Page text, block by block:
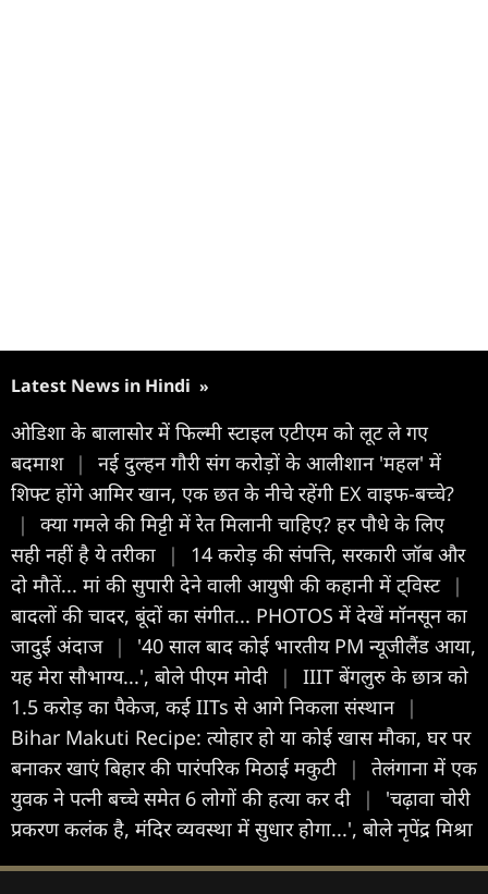
Latest News in Hindi »
ओडिशा के बालासोर में फिल्मी स्टाइल एटीएम को लूट ले गए
बदमाश |
नई दुल्हन गौरी संग करोड़ों के आलीशान 'महल' में
शिफ्ट होंगे आमिर खान, एक छत के नीचे रहेंगी EX वाइफ-बच्चे?
|
क्या गमले की मिट्टी में रेत मिलानी चाहिए? हर पौधे के लिए
सही नहीं है ये तरीका
|
14 करोड़ की संपत्ति, सरकारी जॉब और
दो मौतें... मां की सुपारी देने वाली आयुषी की कहानी में ट्विस्ट |
बादलों की चादर, बूंदों का संगीत... PHOTOS में देखें मॉनसून का
जादुई अंदाज |
'40 साल बाद कोई भारतीय PM न्यूजीलैंड आया,
यह मेरा सौभाग्य...', बोले पीएम मोदी
|
IIIT बेंगलुरु के छात्र को
1.5 करोड़ का पैकेज, कई IITs से आगे निकला संस्थान |
Bihar Makuti Recipe: त्योहार हो या कोई खास मौका, घर पर
बनाकर खाएं बिहार की पारंपरिक मिठाई मकुटी
|
तेलंगाना में एक
युवक ने पत्नी बच्चे समेत 6 लोगों की हत्या कर दी
|
'चढ़ावा चोरी
प्रकरण कलंक है, मंदिर व्यवस्था में सुधार होगा...', बोले नृपेंद्र मिश्रा